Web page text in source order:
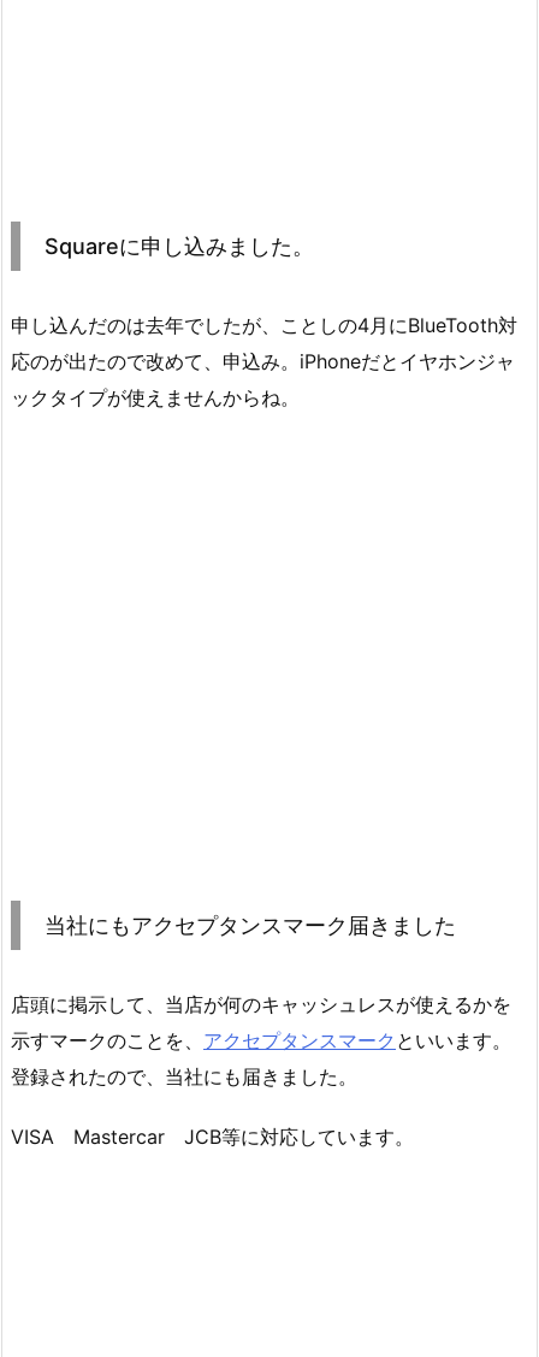
Squareに申し込みました。
申し込んだのは去年でしたが、ことしの4月にBlueTooth対
応のが出たので改めて、申込み。iPhoneだとイヤホンジャ
ックタイプが使えませんからね。
当社にもアクセプタンスマーク届きました
店頭に掲示して、当店が何のキャッシュレスが使えるかを
示すマークのことを、 アクセプタンスマーク といいます。
登録されたので、当社にも届きました。
VISA Mastercar JCB等に対応しています。